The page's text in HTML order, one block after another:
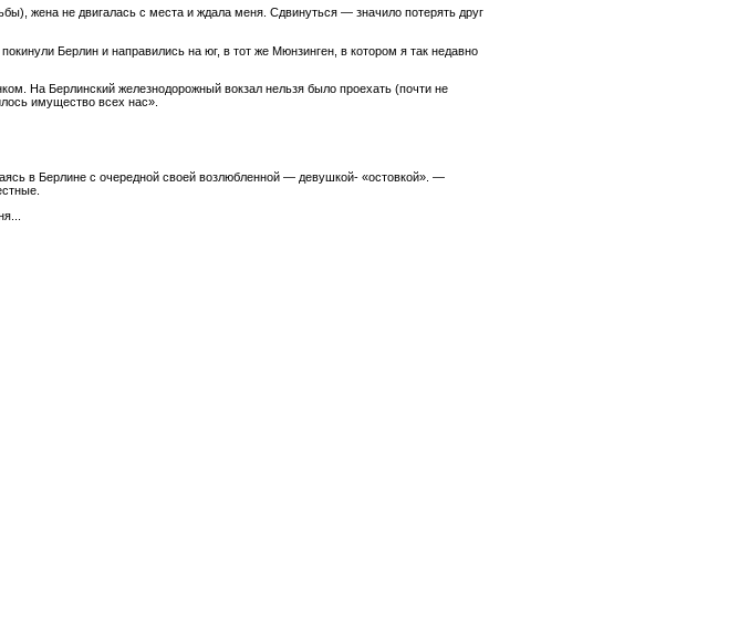
жена не двигалась с места и ждала меня. Сдвинуться — значило потерять друг
Берлин и направились на юг, в тот же Мюнзинген, в котором я так недавно
На Берлинский железнодорожный вокзал нельзя было проехать (почти не
имущество всех нас».
в Берлине с очередной своей возлюбленной — девушкой- «остовкой». —